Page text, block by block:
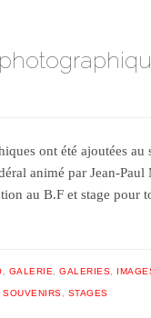
ont été ajoutées au
animé par Jean-
au B.F et stage pour
GALERIE ,GALERIES
,SOUVENIRS STAGES